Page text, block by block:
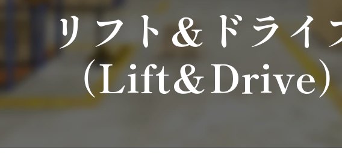
リフト＆ドライ
（Lift＆Drive